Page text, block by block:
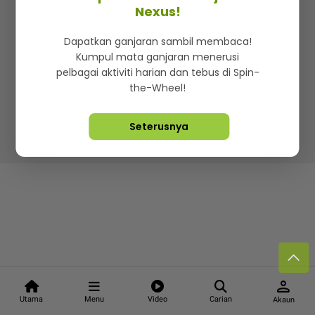
Utama Menu Video Carian
person
Akaun
Iklan di SMG360
Terma & Syarat Dasar Privasi
Lebih hot, viral dan sensasi
Hakcipta Terpelihara ©2026. Star Media Group Berhad
Nexus!
Dapatkan ganjaran sambil membaca!
Kumpul mata ganjaran menerusi
pelbagai aktiviti harian dan tebus di Spin-
the-Wheel!
Seterusnya